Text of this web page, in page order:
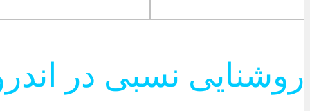
روشنایی نسبی در